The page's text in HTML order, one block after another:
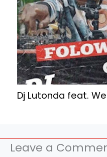
Dj Lutonda feat.
Leave a